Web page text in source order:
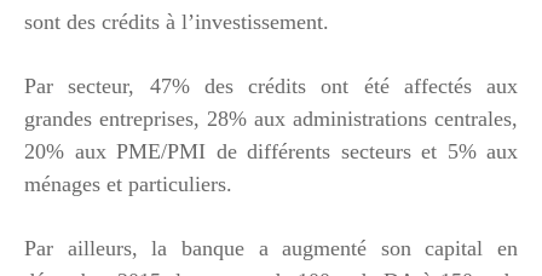
sont des crédits à l’investissement.
Par secteur, 47% des crédits ont été affectés aux
grandes entreprises, 28% aux administrations centrales,
20% aux PME/PMI de différents secteurs et 5% aux
ménages et particuliers.
Par ailleurs, la banque a augmenté son capital en